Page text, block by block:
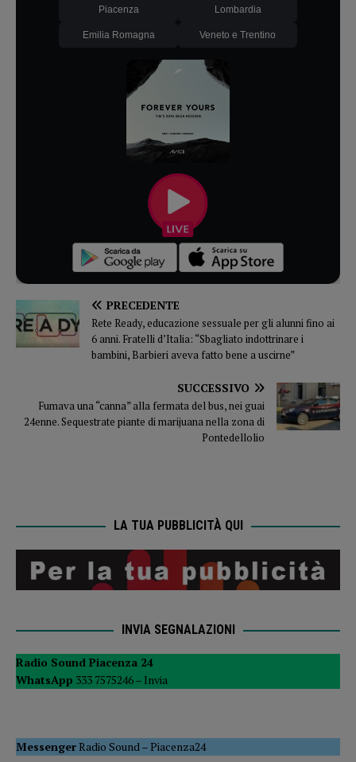
Piacenza Lombardia
Emilia Romagna Veneto e Trentino
PRECEDENTE
Rete Ready, educazione sessuale per gli alunni fino ai
6 anni. Fratelli d’Italia: “Sbagliato indottrinare i
bambini, Barbieri aveva fatto bene a uscirne”
SUCCESSIVO
Fumava una “canna” alla fermata del bus, nei guai
24enne. Sequestrate piante di marijuana nella zona di
Pontedellolio
LA TUA PUBBLICITÀ QUI
INVIA SEGNALAZIONI
Radio Sound Piacenza 24
WhatsApp 333 7575246 – Invia
MessengerRadio Sound –Piacenza24